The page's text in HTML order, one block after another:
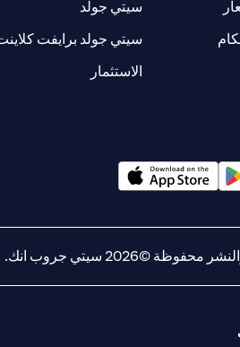
سيتي جولد
سيتي جولد برايفت
الاستثمار
©2026 سيتي جروب انك.